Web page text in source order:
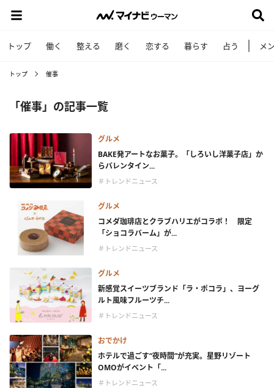
トップ 働く 整える 磨く 恋する 暮らす 占う メ
トップ 催事
「催事」の記事一覧
グルメ
BAKE発アートなお菓子。「しろいし洋菓子店」か
らバレンタイン...
＃トレンドニュース
グルメ
コメダ珈琲店とクラブハリエがコラボ！ 限定
「ショコラバーム」が...
＃トレンドニュース
グルメ
新感覚スイーツブランド「ラ・ポコラ」、ヨーグ
ルト風味フルーツチ...
＃トレンドニュース
おでかけ
ホテルで過ごす“夜時間”が充実。星野リゾート
OMOがイベント「...
＃トレンドニュース